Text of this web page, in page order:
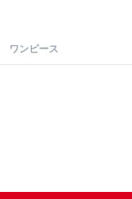
ワンピース